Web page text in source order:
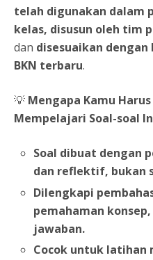
telah digunakan dalam
kelas, disusun oleh tim
dan disesuaikan
BKN terbaru.
💡 Mengapa Kamu
Mempelajari Soal-soal
Soal dibuat dengan
dan reflektif, bukan
Dilengkapi
pemahaman
jawaban.
Cocok untuk latihan